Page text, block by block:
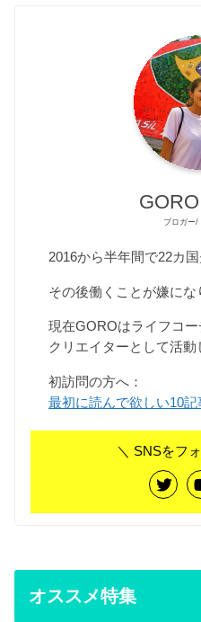
ブロガー/
2016から半年間で22カ
その後働くことが嫌にな
現在GOROはライフコ
クリエイターとして活動
初訪問の方へ：
最初に読んで欲しい10記
＼ SNSをフ
オススメ特集